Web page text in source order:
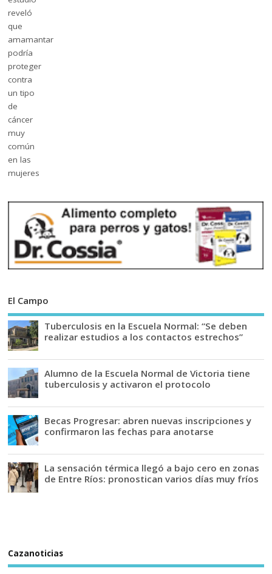
El Campo
Tuberculosis en la Escuela Normal: “Se deben
realizar estudios a los contactos estrechos”
Alumno de la Escuela Normal de Victoria tiene
tuberculosis y activaron el protocolo
Becas Progresar: abren nuevas inscripciones y
confirmaron las fechas para anotarse
La sensación térmica llegó a bajo cero en zonas
de Entre Ríos: pronostican varios días muy fríos
Cazanoticias